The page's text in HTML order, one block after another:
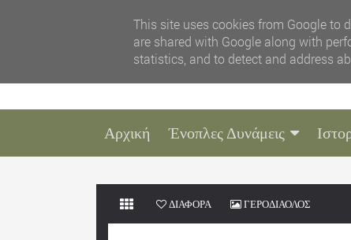
Αρχική Ένοπλες Δυνάμεις
ΔΙΑΦΟΡΑ ΓΕΡΟΔΙΑΟΛΟΣ
This site uses cookies from Google to
are shared with Google along with
statistics, and to detect and address